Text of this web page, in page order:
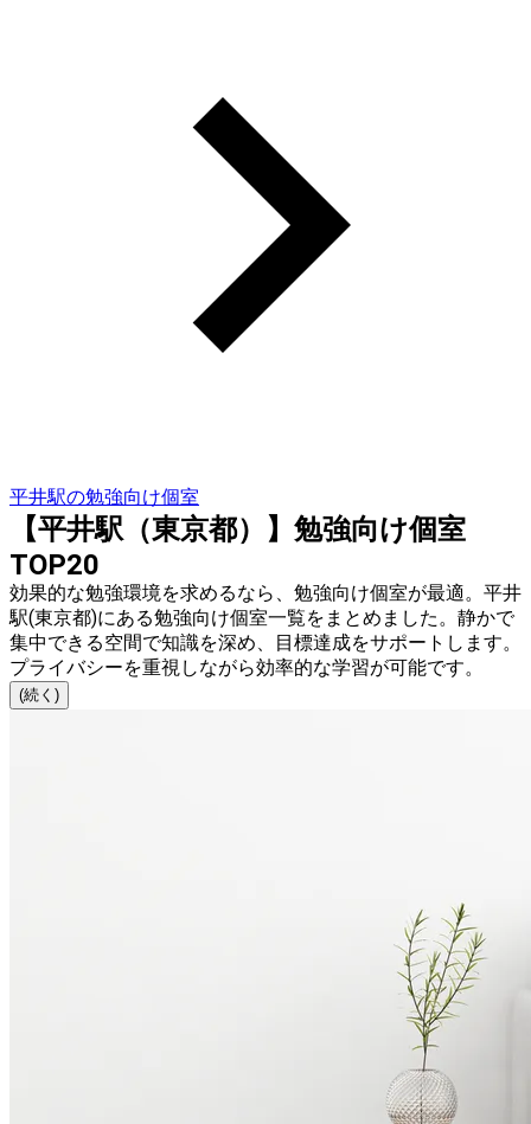
平井駅の勉強向け個室
【平井駅（東京都）】勉強向け個室
TOP20
効果的な勉強環境を求めるなら、勉強向け個室が最適。平井
駅(東京都)にある勉強向け個室一覧をまとめました。静かで
集中できる空間で知識を深め、目標達成をサポートします。
プライバシーを重視しながら効率的な学習が可能です。
(続く)